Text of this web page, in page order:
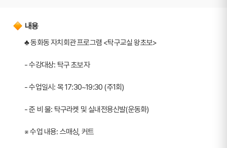
내용
♣ 동화동 자치회관 프로그램 <탁구교실 왕초보>
- 수강대상: 탁구 초보자
- 수업일시: 목 17:30~19:30 (주1회)
- 준 비 물: 탁구라켓 및 실내전용신발(운동화)
※ 수업 내용: 스매싱, 커트